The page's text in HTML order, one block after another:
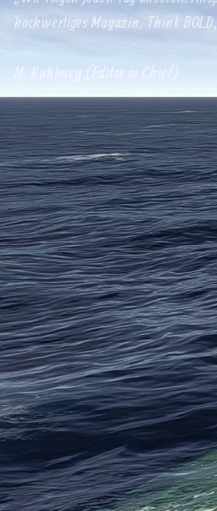
hochwertiges Magazin. Think
M. Kuhlmey (Editor in Chief)